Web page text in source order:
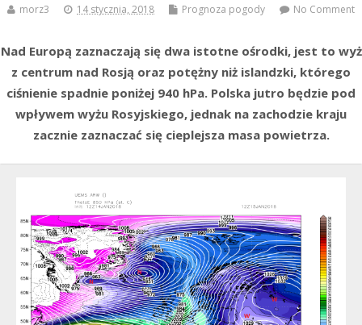
morz3 14 stycznia, 2018 Prognoza pogody No Comment
Nad Europą zaznaczają się dwa istotne ośrodki, jest to wyż
z centrum nad Rosją oraz potężny niż islandzki, którego
ciśnienie spadnie poniżej 940 hPa. Polska jutro będzie pod
wpływem wyżu Rosyjskiego, jednak na zachodzie kraju
zacznie zaznaczać się cieplejsza masa powietrza.